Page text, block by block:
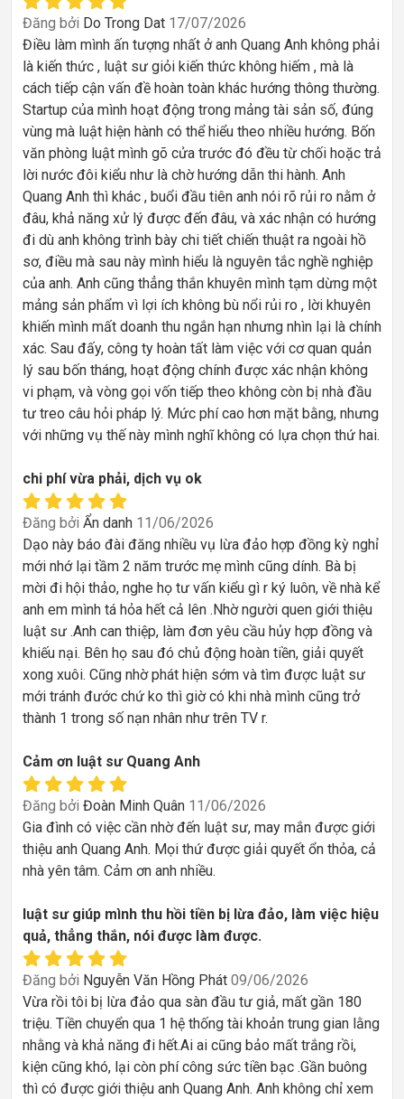
Đăng bởi Do Trong Dat 17/07/2026
Điều làm mình ấn tượng nhất ở anh Quang Anh không phải
là kiến thức , luật sư giỏi kiến thức không hiếm , mà là
cách tiếp cận vấn đề hoàn toàn khác hướng thông thường.
Startup của mình hoạt động trong mảng tài sản số, đúng
vùng mà luật hiện hành có thể hiểu theo nhiều hướng. Bốn
văn phòng luật mình gõ cửa trước đó đều từ chối hoặc trả
lời nước đôi kiểu như là chờ hướng dẫn thi hành. Anh
Quang Anh thì khác , buổi đầu tiên anh nói rõ rủi ro nằm ở
đâu, khả năng xử lý được đến đâu, và xác nhận có hướng
đi dù anh không trình bày chi tiết chiến thuật ra ngoài hồ
sơ, điều mà sau này mình hiểu là nguyên tắc nghề nghiệp
của anh. Anh cũng thẳng thắn khuyên mình tạm dừng một
mảng sản phẩm vì lợi ích không bù nổi rủi ro , lời khuyên
khiến mình mất doanh thu ngắn hạn nhưng nhìn lại là chính
xác. Sau đấy, công ty hoàn tất làm việc với cơ quan quản
lý sau bốn tháng, hoạt động chính được xác nhận không
vi phạm, và vòng gọi vốn tiếp theo không còn bị nhà đầu
tư treo câu hỏi pháp lý. Mức phí cao hơn mặt bằng, nhưng
với những vụ thế này mình nghĩ không có lựa chọn thứ hai.
chi phí vừa phải, dịch vụ ok
Đăng bởi Ẩn danh 11/06/2026
Dạo này báo đài đăng nhiều vụ lừa đảo hợp đồng kỳ nghỉ
mới nhớ lại tầm 2 năm trước mẹ mình cũng dính. Bà bị
mời đi hội thảo, nghe họ tư vấn kiểu gì r ký luôn, về nhà kể
anh em mình tá hỏa hết cả lên .Nhờ người quen giới thiệu
luật sư .Anh can thiệp, làm đơn yêu cầu hủy hợp đồng và
khiếu nại. Bên họ sau đó chủ động hoàn tiền, giải quyết
xong xuôi. Cũng nhờ phát hiện sớm và tìm được luật sư
mới tránh đước chứ ko thì giờ có khi nhà mình cũng trở
thành 1 trong số nạn nhân như trên TV r.
Cảm ơn luật sư Quang Anh
Đăng bởi Đoàn Minh Quân 11/06/2026
Gia đình có việc cần nhờ đến luật sư, may mắn được giới
thiệu anh Quang Anh. Mọi thứ được giải quyết ổn thỏa, cả
nhà yên tâm. Cảm ơn anh nhiều.
luật sư giúp mình thu hồi tiền bị lừa đảo, làm việc hiệu
quả, thẳng thắn, nói được làm được.
Đăng bởi Nguyễn Văn Hồng Phát 09/06/2026
Vừa rồi tôi bị lừa đảo qua sàn đầu tư giả, mất gần 180
triệu. Tiền chuyển qua 1 hệ thống tài khoản trung gian lằng
nhằng và khả năng đi hết.Ai ai cũng bảo mất trắng rồi,
kiện cũng khó, lại còn phí công sức tiền bạc .Gần buông
thì có được giới thiệu anh Quang Anh. Anh không chỉ xem